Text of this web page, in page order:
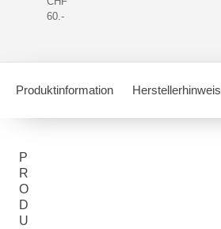
60.-
Produktinformation Herstellerhinweis
P
R
O
D
U